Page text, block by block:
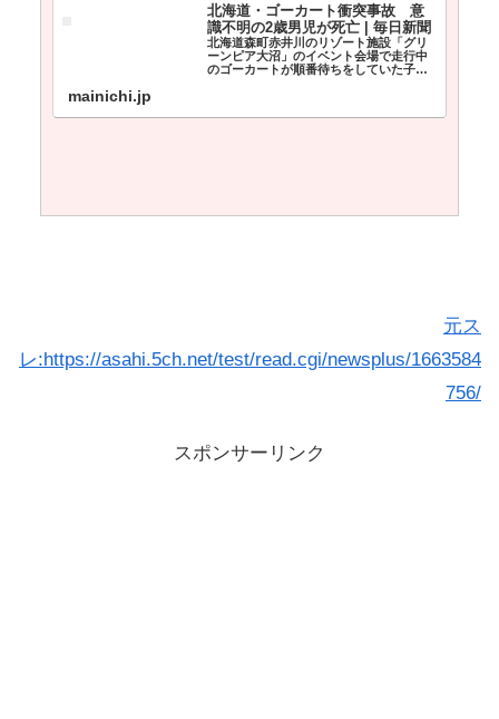
北海道・ゴーカート衝突事故 意
識不明の2歳男児が死亡 | 毎日新聞
北海道森町赤井川のリゾート施設「グリ
ーンピア大沼」のイベント会場で走行中
のゴーカートが順番待ちをしていた子ど
（2）＝函館市赤川1＝...
mainichi.jp
元ス
レ:https://asahi.5ch.net/test/read.cgi/newsplus/1663584
756/
スポンサーリンク